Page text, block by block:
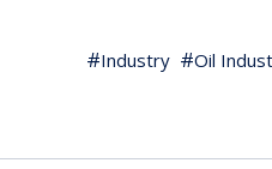
Industry Oil